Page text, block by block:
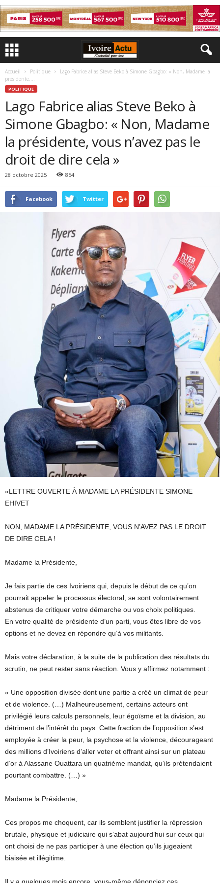
Accueil Politique
Lago Fabrice alias Steve Beko à Simone Gbagbo: « Non, Madame la
présidente,...
POLITIQUE
Lago Fabrice alias Steve Beko à
Simone Gbagbo: « Non, Madame
la présidente, vous n’avez pas le
droit de dire cela »
28 octobre 2025 854
Facebook Twitter
«LETTRE OUVERTE À MADAME LA PRÉSIDENTE SIMONE
EHIVET
NON, MADAME LA PRÉSIDENTE, VOUS N’AVEZ PAS LE DROIT
DE DIRE CELA !
Madame la Présidente,
Je fais partie de ces Ivoiriens qui, depuis le début de ce qu’on
pourrait appeler le processus électoral, se sont volontairement
abstenus de critiquer votre démarche ou vos choix politiques.
En votre qualité de présidente d’un parti, vous êtes libre de vos
options et ne devez en répondre qu’à vos militants.
Mais votre déclaration, à la suite de la publication des résultats du
scrutin, ne peut rester sans réaction. Vous y affirmez notamment :
« Une opposition divisée dont une partie a créé un climat de peur
et de violence. (…) Malheureusement, certains acteurs ont
privilégié leurs calculs personnels, leur égoïsme et la division, au
détriment de l’intérêt du pays. Cette fraction de l’opposition s’est
employée à créer la peur, la psychose et la violence, décourageant
des millions d’Ivoiriens d’aller voter et offrant ainsi sur un plateau
d’or à Alassane Ouattara un quatrième mandat, qu’ils prétendaient
pourtant combattre. (…) »
Madame la Présidente,
Ces propos me choquent, car ils semblent justifier la répression
brutale, physique et judiciaire qui s’abat aujourd’hui sur ceux qui
ont choisi de ne pas participer à une élection qu’ils jugeaient
biaisée et illégitime.
Il y a quelques mois encore, vous-même dénonciez ces